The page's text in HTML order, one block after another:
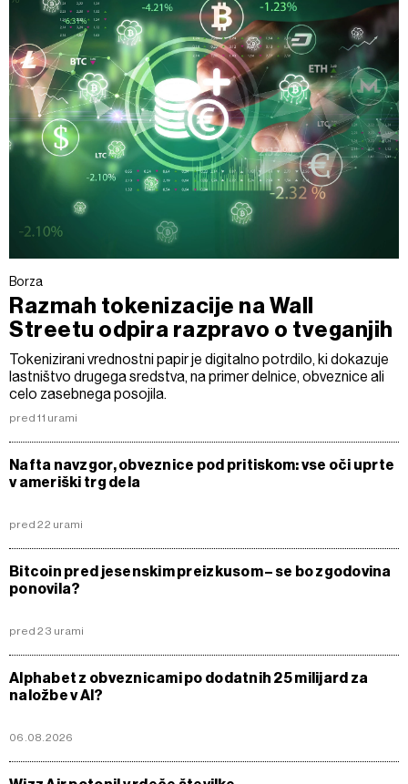
Borza
Razmah tokenizacije na Wall
Streetu odpira razpravo o tveganjih
Tokenizirani vrednostni papir je digitalno potrdilo, ki dokazuje
lastništvo drugega sredstva, na primer delnice, obveznice ali
celo zasebnega posojila.
pred 11 urami
Nafta navzgor, obveznice pod pritiskom: vse oči uprte
v ameriški trg dela
pred 22 urami
Bitcoin pred jesenskim preizkusom – se bo zgodovina
ponovila?
pred 23 urami
Alphabet z obveznicami po dodatnih 25 milijard za
naložbe v AI?
06.08.2026